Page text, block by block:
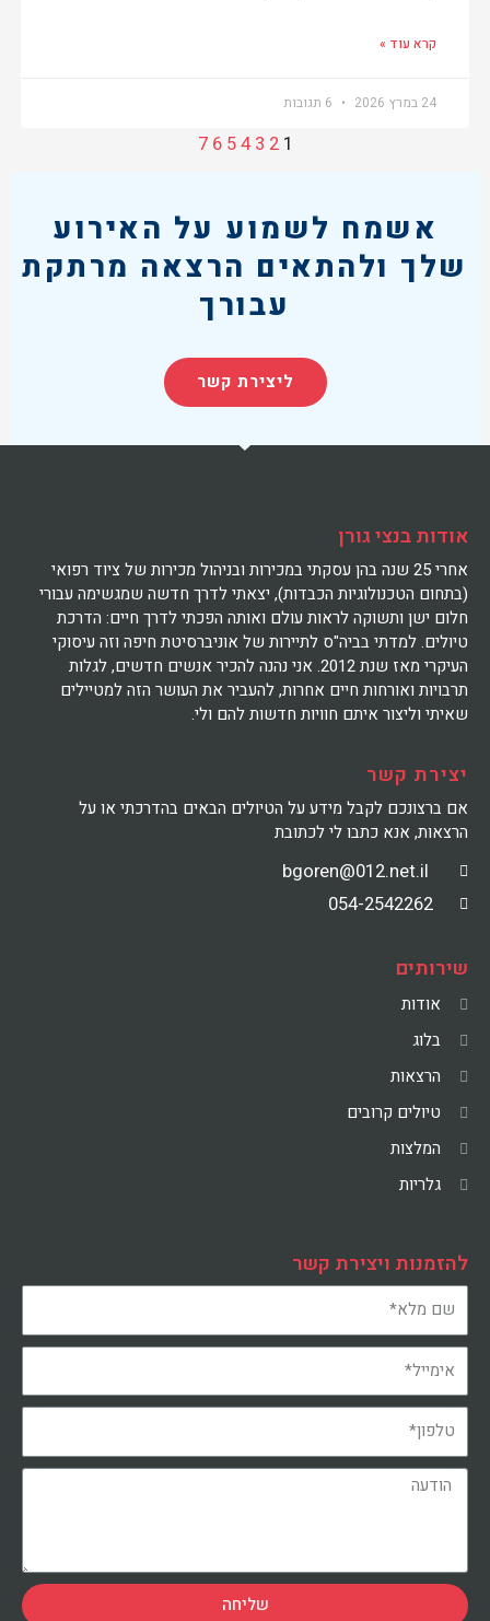
קרא עוד »
24 במרץ 2026
1
2
3
4
5
6
7
אשמח לשמוע על האירוע
שלך ולהתאים הרצאה מרתקת
עבורך
ליצירת קשר
אודות בנצי גורן
אחרי 25 שנה בהן עסקתי במכירות ובניהול מכירות של ציוד רפואי
(בתחום הטכנולוגיות הכבדות), יצאתי לדרך חדשה שמגשימה עבורי
חלום ישן ותשוקה לראות עולם ואותה הפכתי לדרך חיים: הדרכת
טיולים. למדתי בביה"ס לתיירות של אוניברסיטת חיפה וזה עיסוקי
העיקרי מאז שנת 2012. אני נהנה להכיר אנשים חדשים, לגלות
תרבויות ואורחות חיים אחרות, להעביר את העושר הזה למטיילים
שאיתי וליצור איתם חוויות חדשות להם ולי.
יצירת קשר
אם ברצונכם לקבל מידע על הטיולים הבאים בהדרכתי או על
הרצאות, אנא כתבו לי לכתובת
054-2542262
שירותים
אודות
בלוג
הרצאות
טיולים קרובים
המלצות
גלריות
להזמנות ויצירת קשר
שליחה